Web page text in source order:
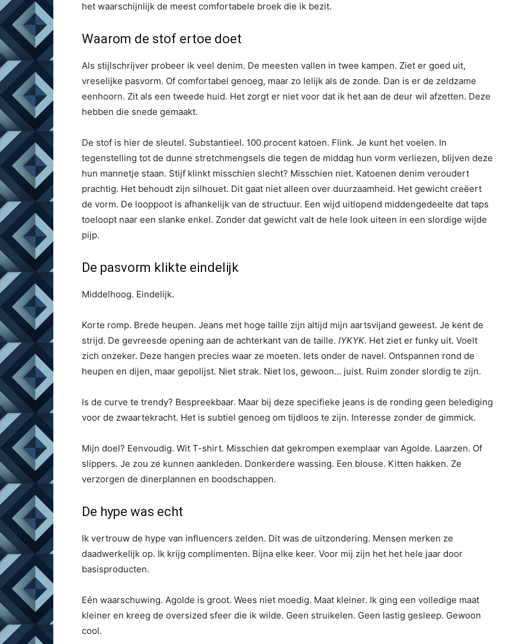
het waarschijnlijk de meest comfortabele broek die ik bezit.
Waarom de stof ertoe doet
Als stijlschrijver probeer ik veel denim. De meesten vallen in twee kampen. Ziet er goed uit,
vreselijke pasvorm. Of comfortabel genoeg, maar zo lelijk als de zonde. Dan is er de zeldzame
eenhoorn. Zit als een tweede huid. Het zorgt er niet voor dat ik het aan de deur wil afzetten. Deze
hebben die snede gemaakt.
De stof is hier de sleutel. Substantieel. 100 procent katoen. Flink. Je kunt het voelen. In
tegenstelling tot de dunne stretchmengsels die tegen de middag hun vorm verliezen, blijven deze
hun mannetje staan. Stijf klinkt misschien slecht? Misschien niet. Katoenen denim veroudert
prachtig. Het behoudt zijn silhouet. Dit gaat niet alleen over duurzaamheid. Het gewicht creëert
de vorm. De looppoot is afhankelijk van de structuur. Een wijd uitlopend middengedeelte dat taps
toeloopt naar een slanke enkel. Zonder dat gewicht valt de hele look uiteen in een slordige wijde
pijp.
De pasvorm klikte eindelijk
Middelhoog. Eindelijk.
Korte romp. Brede heupen. Jeans met hoge taille zijn altijd mijn aartsvijand geweest. Je kent de
strijd. De gevreesde opening aan de achterkant van de taille. IYKYK. Het ziet er funky uit. Voelt
zich onzeker. Deze hangen precies waar ze moeten. Iets onder de navel. Ontspannen rond de
heupen en dijen, maar gepolijst. Niet strak. Niet los, gewoon… juist. Ruim zonder slordig te zijn.
Is de curve te trendy? Bespreekbaar. Maar bij deze specifieke jeans is de ronding geen belediging
voor de zwaartekracht. Het is subtiel genoeg om tijdloos te zijn. Interesse zonder de gimmick.
Mijn doel? Eenvoudig. Wit T-shirt. Misschien dat gekrompen exemplaar van Agolde. Laarzen. Of
slippers. Je zou ze kunnen aankleden. Donkerdere wassing. Een blouse. Kitten hakken. Ze
verzorgen de dinerplannen en boodschappen.
De hype was echt
Ik vertrouw de hype van influencers zelden. Dit was de uitzondering. Mensen merken ze
daadwerkelijk op. Ik krijg complimenten. Bijna elke keer. Voor mij zijn het het hele jaar door
basisproducten.
Eén waarschuwing. Agolde is groot. Wees niet moedig. Maat kleiner. Ik ging een volledige maat
kleiner en kreeg de oversized sfeer die ik wilde. Geen struikelen. Geen lastig gesleep. Gewoon
cool.